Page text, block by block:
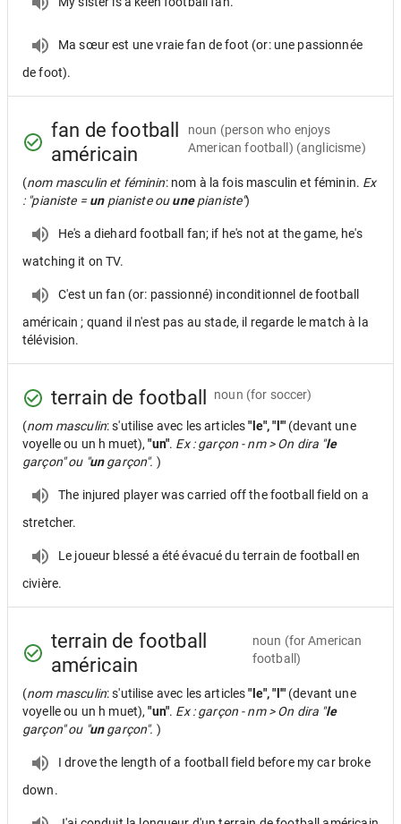
Ma sœur est une vraie fan de foot (or: une passionnée
de foot).
fan de football
américain
noun (person who enjoys
American football) (anglicisme)
(nom masculin et féminin: nom à la fois masculin et féminin. Ex
: "pianiste =unpianiste ouunepianiste")
He's a diehard football fan; if he's not at the game, he's
watching it on TV.
C'est un fan (or: passionné) inconditionnel de football
américain ; quand il n'est pas au stade, il regarde le match à la
télévision.
terrain de football noun (for soccer)
(nom masculin: s'utilise avec les articles"le", "l'" (devant une
voyelle ou un h muet),"un". Ex : garçon - nm > On dira "le
garçon" ou "ungarçon". )
The injured player was carried off the football field on a
stretcher.
Le joueur blessé a été évacué du terrain de football en
civière.
terrain de football
américain
noun (for American
football)
(nom masculin: s'utilise avec les articles"le", "l'" (devant une
voyelle ou un h muet),"un". Ex : garçon - nm > On dira "le
garçon" ou "ungarçon". )
I drove the length of a football field before my car broke
down.